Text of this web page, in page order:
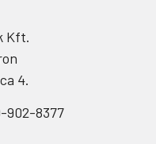
Kft.
4.
902-8377